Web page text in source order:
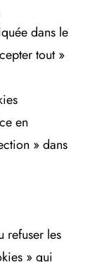
dans le
tout »
en
» dans
refuser les
» qui